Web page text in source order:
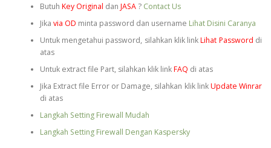
Butuh Key Original dan JASA? Contact Us
Jika via OD minta password dan username Lihat Disini Caranya
Untuk mengetahui password, silahkan klik linkLihat Password di
atas
Untuk extract file Part, silahkan klik linkFAQ di atas
Jika Extract file Error or Damage, silahkan klik linkUpdate Winrar
di atas
Langkah Setting Firewall Mudah
Langkah Setting Firewall Dengan Kaspersky